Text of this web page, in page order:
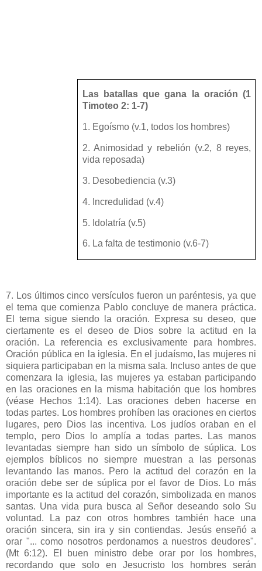
Las batallas que gana la oración (1
Timoteo 2: 1-7)
1. Egoísmo (v.1, todos los hombres)
2. Animosidad y rebelión (v.2, 8 reyes,
vida reposada)
3. Desobediencia (v.3)
4. Incredulidad (v.4)
5. Idolatría (v.5)
6. La falta de testimonio (v.6-7)
7. Los últimos cinco versículos fueron un paréntesis, ya que
el tema que comienza Pablo concluye de manera práctica.
El tema sigue siendo la oración. Expresa su deseo, que
ciertamente es el deseo de Dios sobre la actitud en la
oración. La referencia es exclusivamente para hombres.
Oración pública en la iglesia. En el judaísmo, las mujeres ni
siquiera participaban en la misma sala. Incluso antes de que
comenzara la iglesia, las mujeres ya estaban participando
en las oraciones en la misma habitación que los hombres
(véase Hechos 1:14). Las oraciones deben hacerse en
todas partes. Los hombres prohíben las oraciones en ciertos
lugares, pero Dios las incentiva. Los judíos oraban en el
templo, pero Dios lo amplía a todas partes. Las manos
levantadas siempre han sido un símbolo de súplica. Los
ejemplos bíblicos no siempre muestran a las personas
levantando las manos. Pero la actitud del corazón en la
oración debe ser de súplica por el favor de Dios. Lo más
importante es la actitud del corazón, simbolizada en manos
santas. Una vida pura busca al Señor deseando solo Su
voluntad. La paz con otros hombres también hace una
oración sincera, sin ira y sin contiendas. Jesús enseñó a
orar "... como nosotros perdonamos a nuestros deudores".
(Mt 6:12). El buen ministro debe orar por los hombres,
recordando que solo en Jesucristo los hombres serán